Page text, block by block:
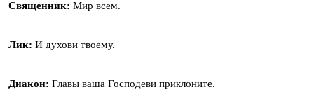
Священник: Мир всем.
Лик: И духови твоему.
Диакон: Главы ваша Господеви приклоните.